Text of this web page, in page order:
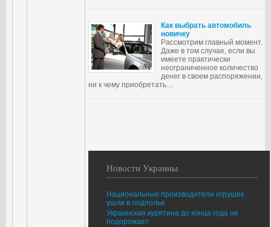
Как выбрать автомобиль
новичку
Рассмотрим главный момент.
Даже в том случае, если вы
имеете практически
неограниченное количество
денег в своем распоряжении,
ни к чему приобретать…
Новости Украины
Национальные производители игрушек
ушли в подполье
Украинская курятина до конца года не
подорожает